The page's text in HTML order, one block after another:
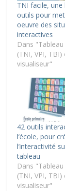
TNI facile, une
outils pour
oeuvre des
interactives
Dans
(TNI, VPI, TBI)
visualiseur"
42 outils
l’école, pour
l’interactivité
tableau
Dans
(TNI, VPI, TBI)
visualiseur"